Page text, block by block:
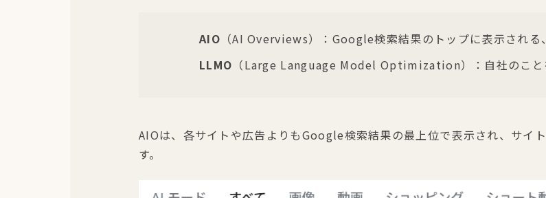
AIO （AI Overviews）：Google検索結果のトップに表示される
LLMO （Large Language Model Optimization）：自社のこと
AIOは、各サイトや広告よりもGoogle検索結果の最上位で表示され、サイ
す。